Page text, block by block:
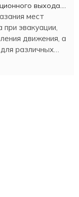
выхода.
мест
эвакуации,
движения, а
различных